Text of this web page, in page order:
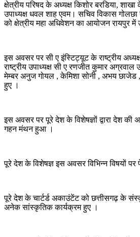
क्षेत्रीय परिषद के अध्यक्ष किशोर बरडिया, शाखा
उपाध्यक्ष धवल शाह एवम। सचिव विकास
को क्षेत्रीय महा अधिवेशन का आयोजन रायपुर
इस अवसर पर सी ए इंस्टिट्यूट के राष्ट्रीय
राष्ट्रीय उपाध्यक्ष सी ए रणजीत कुमार
मेम्बर अनुज गोयल , केमिशा सोनी , अभय छाजेड ,
हुए ।
इस अवसर पर पूरे देश के विशेषज्ञों द्वारा देश की
गहन मंथन हुआ ।
पूरे देश के विशेषज्ञ इस अवसर विभिन्न विषयों
पूरे देश के चार्टर्ड अकाउंटेंट को छत्तीसगढ़ के
अनेक सांस्कृतिक कार्यक्रम हुए ।